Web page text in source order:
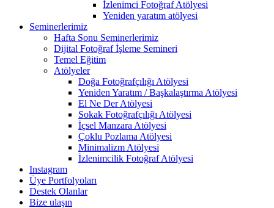
İzlenimci Fotoğraf Atölyesi
Yeniden yaratım atölyesi
Seminerlerimiz
Hafta Sonu Seminerlerimiz
Dijital Fotoğraf İşleme Semineri
Temel Eğitim
Atölyeler
Doğa Fotoğrafçılığı Atölyesi
Yeniden Yaratım / Başkalaştırma Atölyesi
El Ne Der Atölyesi
Sokak Fotoğrafçılığı Atölyesi
İçsel Manzara Atölyesi
Çoklu Pozlama Atölyesi
Minimalizm Atölyesi
İzlenimcilik Fotoğraf Atölyesi
Instagram
Üye Portfolyoları
Destek Olanlar
Bize ulaşın